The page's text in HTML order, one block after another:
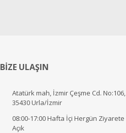
BİZE ULAŞIN
Atatürk mah, İzmir Çeşme Cd. No:106,
35430 Urla/İzmir
08:00-17:00 Hafta İçi Hergün Ziyarete
Açık